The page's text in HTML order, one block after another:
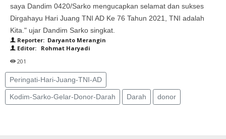
saya Dandim 0420/Sarko mengucapkan selamat dan sukses
Dirgahayu Hari Juang TNI AD Ke 76 Tahun 2021, TNI adalah
Kita." ujar Dandim Sarko singkat.
Reporter: Daryanto Merangin
Editor: Rohmat Haryadi
201
Peringati-Hari-Juang-TNI-AD
Kodim-Sarko-Gelar-Donor-Darah Darah donor